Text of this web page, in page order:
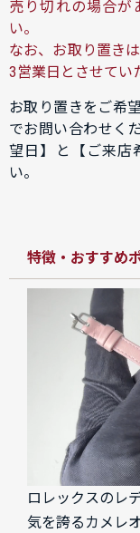
売り切れの場合が
い。
なお、お取り置き
3営業日とさせてい
お取り置きをご希
でお問い合わせく
望日】と【ご来店
い。
特徴・おすすめ
ロレックスのレ
気を誇るカメレ